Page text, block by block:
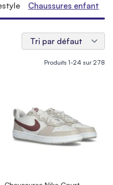
Produits 1-24 sur278
Chaussures enfant